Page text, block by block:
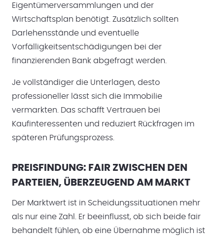
Eigentümerversammlungen und der
Wirtschaftsplan benötigt. Zusätzlich sollten
Darlehensstände und eventuelle
Vorfälligkeitsentschädigungen bei der
finanzierenden Bank abgefragt werden.
Je vollständiger die Unterlagen, desto
professioneller lässt sich die Immobilie
vermarkten. Das schafft Vertrauen bei
Kaufinteressenten und reduziert Rückfragen im
späteren Prüfungsprozess.
PREISFINDUNG: FAIR ZWISCHEN DEN
PARTEIEN, ÜBERZEUGEND AM MARKT
Der Marktwert ist in Scheidungssituationen mehr
als nur eine Zahl. Er beeinflusst, ob sich beide fair
behandelt fühlen, ob eine Übernahme möglich ist